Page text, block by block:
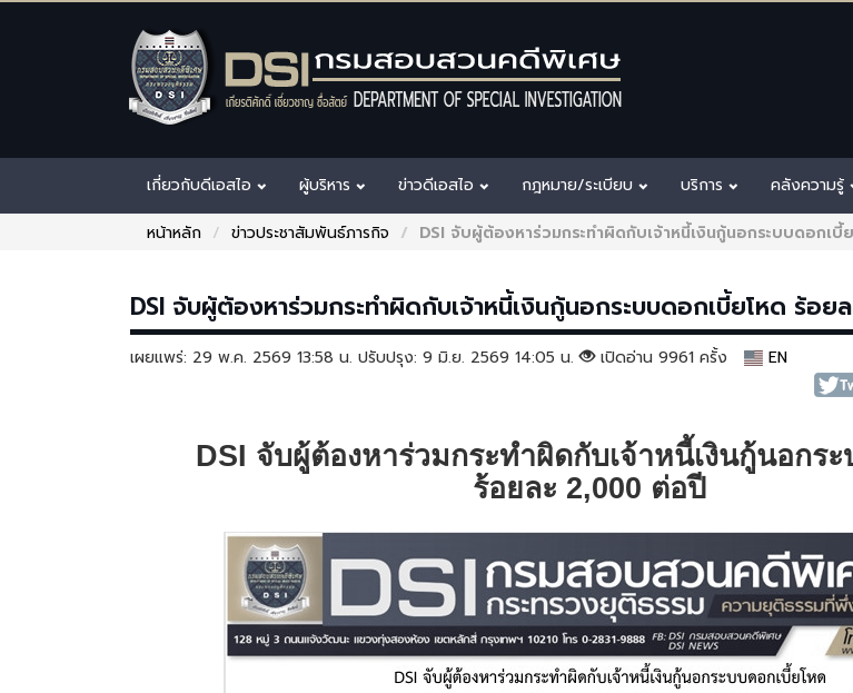
เกี่ยวกับดีเอสไอ ผู้บริหาร ข่าวดีเอสไอ กฎหมาย/ระเบียบ บริการ คลังความรู้
หน้าหลัก ข่าวประชาสัมพันธ์ภารกิจ DSI จับผู้ต้องหาร่วมกระทำผิดกับเจ้าหนี้เงินกู้นอกระบบดอกเ
DSI จับผู้ต้องหาร่วมกระทำผิดกับเจ้าหนี้เงินกู้นอกระบบดอกเบี้ยโหด ร้อ
เผยแพร่: 29 พ.ค. 2569 13:58 น. ปรับปรุง: 9 มิ.ย. 2569 14:05 น. เปิดอ่าน 9961 ครั้ง EN
DSI จับผู้ต้องหาร่วมกระทำผิดกับเจ้าหนี้เงินกู้นอกร
ร้อยละ 2,000 ต่อปี